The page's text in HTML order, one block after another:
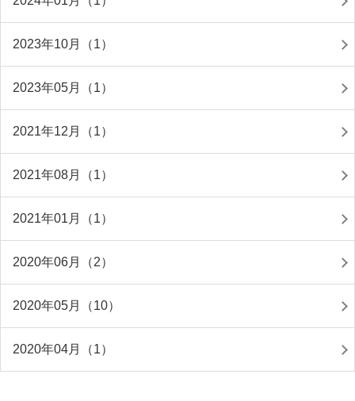
2023年10月（1）
2023年05月（1）
2021年12月（1）
2021年08月（1）
2021年01月（1）
2020年06月（2）
2020年05月（10）
2020年04月（1）